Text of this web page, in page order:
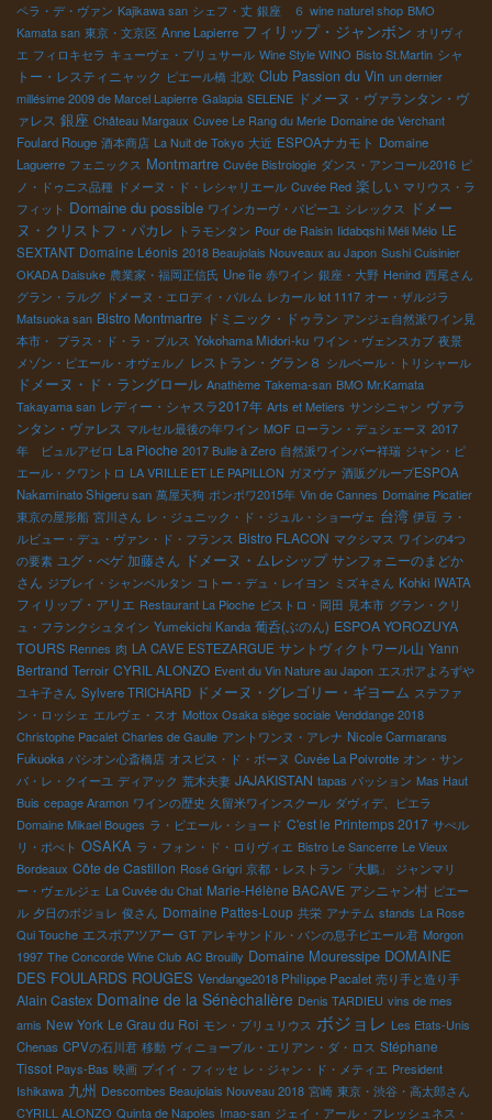
ペラ・デ・ヴァン Kajikawa san シェフ・丈 銀座 ６ wine naturel shop BMO
Kamata san 東京・文京区 Anne Lapierre フィリップ・ジャンボン オリヴィ
エ フィロキセラ キューヴェ・プリュサール Wine Style WINO Bisto St.Martin シャ
トー・レスティニャック ピエール橋 北欧 Club Passion du Vin un dernier
millésime 2009 de Marcel Lapierre Galapia SELENE ドメーヌ・ヴァランタン・ヴ
ァレス 銀座 Château Margaux Cuvee Le Rang du Merle Domaine de Verchant
Foulard Rouge 酒本商店 La Nuit de Tokyo 大近 ESPOAナカモト Domaine
Laguerre フェニックス Montmartre Cuvée Bistrologie ダンス・アンコール2016 ピ
ノ・ドゥニス品種 ドメーヌ・ド・レシャリエール Cuvée Red 楽しい マリウス・ラ
フィット Domaine du possible ワインカーヴ・パピーユ シレックス
ドメー
ヌ・クリストフ・パカレ トラモンタン Pour de Raisin Iidabqshi Méli Mélo LE
SEXTANT Domaine Léonis 2018 Beaujolais Nouveaux au Japon Sushi Cuisinier
OKADA Daisuke 農業家・福岡正信氏 Une île 赤ワイン 銀座・大野 Henind 西尾さん
グラン・ラルグ ドメーヌ・エロディ・バルム レカール lot 1117 オー・ザルジラ
Matsuoka san Bistro Montmartre ドミニック・ドゥラン アンジェ自然派ワイン見
本市・ プラス・ド・ラ・ブルス Yokohama Midori-ku ワイン・ヴェンスカブ 夜景
メゾン・ピエール・オヴェルノ レストラン・グラン８ シルベール・トリシャール
ドメーヌ・ド・ラングロール Anathème Takema-san BMO Mr.Kamata
Takayama san レディー・シャスラ2017年 Arts et Metiers サンシニャン ヴァラ
ンタン・ヴァレス マルセル最後の年ワイン MOF ローラン・デュシェーヌ 2017
年 ビュルアゼロ La Pioche 2017 Bulle à Zero 自然派ワインバー祥瑞 ジャン・ピ
エール・クワントロ LA VRILLE ET LE PAPILLON ガヌヴァ 酒販グループESPOA
Nakaminato Shigeru san 萬屋天狗 ポンポワ2015年 Vin de Cannes Domaine Picatier
東京の屋形船 宮川さん レ・ジュニック・ド・ジュル・ショーヴェ 台湾 伊豆 ラ・
ルビュー・デュ・ヴァン・ド・フランス Bistro FLACON マクシマス ワインの4つ
の要素 ユグ・べゲ 加藤さん ドメーヌ・ムレシップ サンフォニーのまどか
さん ジブレイ・シャンベルタン コトー・デュ・レイヨン ミズキさん Kohki IWATA
フィリップ・アリエ Restaurant La Pioche ビストロ・岡田 見本市 グラン・クリ
ュ・フランクシュタイン Yumekichi Kanda 葡呑(ぶのん) ESPOA YOROZUYA
TOURS Rennes 肉 LA CAVE ESTEZARGUE サントヴィクトワール山 Yann
Bertrand Terroir CYRIL ALONZO Event du Vin Nature au Japon エスポアよろずや
ユキ子さん Sylvere TRICHARD ドメーヌ・グレゴリー・ギヨーム ステファ
ン・ロッシェ エルヴェ・スオ Mottox Osaka siège sociale Venddange 2018
Christophe Pacalet Charles de Gaulle アントワンヌ・アレナ Nicole Carmarans
Fukuoka パシオン心斎橋店 オスピス・ド・ボーヌ Cuvée La Poivrotte オン・サン
バ・レ・クイーユ ディアック 荒木夫妻 JAJAKISTAN tapas パッション Mas Haut
Buis cepage Aramon ワインの歴史 久留米ワインスクール ダヴィデ、ピエラ
Domaine Mikael Bouges ラ・ピエール・ショード C'est le Printemps 2017 サぺル
リ・ポぺト OSAKA ラ・フォン・ド・ロりヴィエ Bistro Le Sancerre Le Vieux
Bordeaux Côte de Castillon Rosé Grigri 京都・レストラン「大鵬」
ジャンマリ
ー・ヴェルジェ La Cuvée du Chat Marie-Hélène BACAVE アシニャン村 ピエー
ル 夕日のボジョレ 俊さん Domaine Pattes-Loup 共栄 アナテム stands La Rose
Qui Touche エスポアツアー GT アレキサンドル・バンの息子ピエール君 Morgon
1997 The Concorde Wine Club AC Brouilly Domaine Mouressipe DOMAINE
DES FOULARDS ROUGES Vendange2018 Philippe Pacalet 売り手と造り手
Alain Castex Domaine de la Sénèchalière Denis TARDIEU vins de mes
amis New York Le Grau du Roi モン・ブリュリウス ボジョレ Les Etats-Unis
Chenas CPVの石川君 移動 ヴィニョーブル・エリアン・ダ・ロス Stéphane
Tissot Pays-Bas 映画 プイイ・フィッセ レ・ジャン・ド・メティエ President
Ishikawa 九州 Descombes Beaujolais Nouveau 2018 宮崎 東京・渋谷・高太郎さん
CYRILL ALONZO Quinta de Napoles Imao-san ジェイ・アール・フレッシュネス・